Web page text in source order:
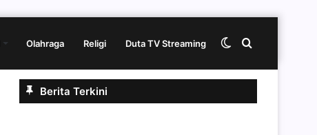
Olahraga Religi Duta TV Streaming Cari
Switch
Berita Terkini